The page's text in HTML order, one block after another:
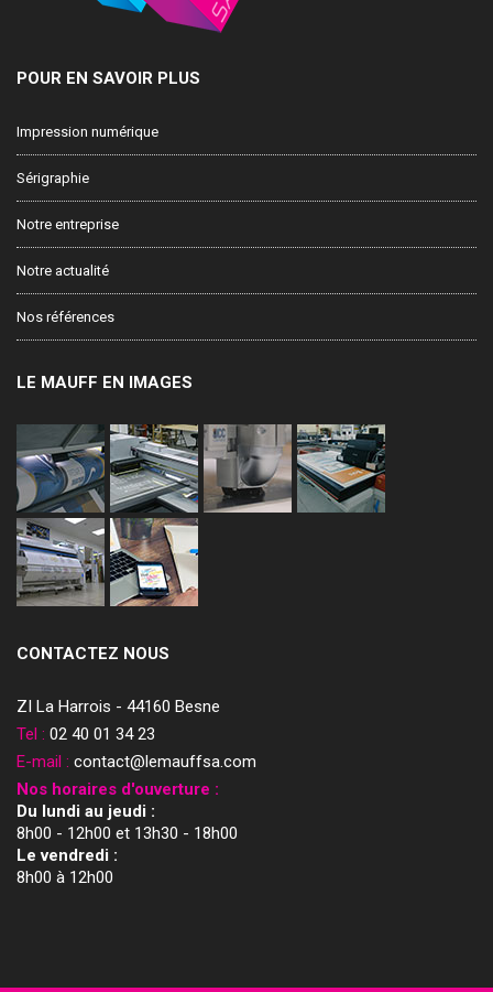
POUR EN SAVOIR PLUS
Impression numérique
Sérigraphie
Notre entreprise
Notre actualité
Nos références
LE MAUFF EN IMAGES
CONTACTEZ NOUS
ZI La Harrois - 44160 Besne
Tel : 02 40 01 34 23
E-mail : contact@lemauffsa.com
Nos horaires d'ouverture :
Du lundi au jeudi :
8h00 - 12h00 et 13h30 - 18h00
Le vendredi :
8h00 à 12h00